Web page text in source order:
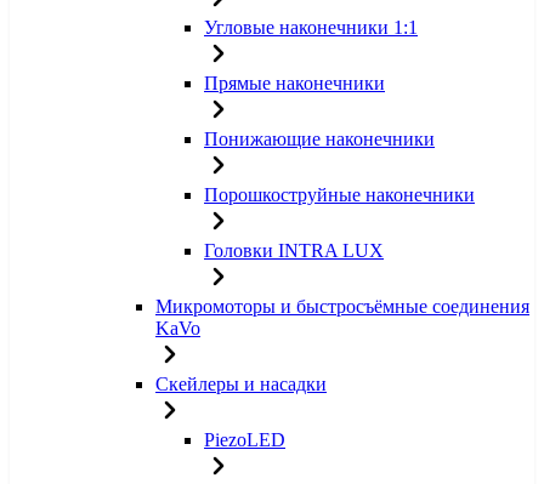
Угловые наконечники 1:1
Прямые наконечники
Понижающие наконечники
Порошкоструйные наконечники
Головки INTRA LUX
Микромоторы и быстросъёмные соединения
KaVo
Скейлеры и насадки
PiezoLED